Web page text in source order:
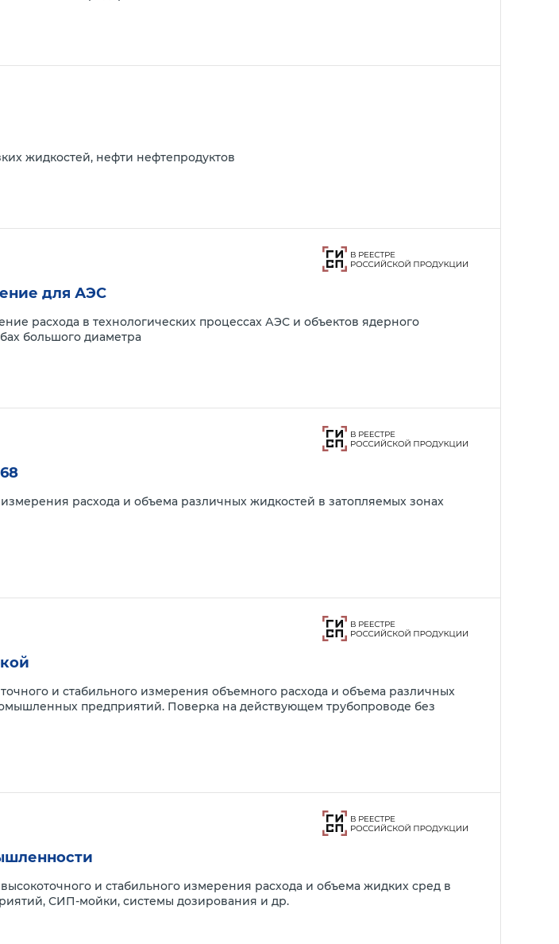
жидкостей, нефти нефтепродуктов
для АЭС
расхода в технологических процессах АЭС и объектов ядерного
большого диаметра
расхода и объема различных жидкостей в затопляемых зонах
и стабильного измерения объемного расхода и объема различных
предприятий. Поверка на действующем трубопроводе без
и стабильного измерения расхода и объема жидких сред в
СИП-мойки, системы дозирования и др.